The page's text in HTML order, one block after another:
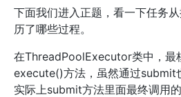
下面我们进入正题，看一下任务
历了哪些过程。
在ThreadPoolExecutor类中，最
execute()方法，虽然通过submit
实际上submit方法里面最终调用